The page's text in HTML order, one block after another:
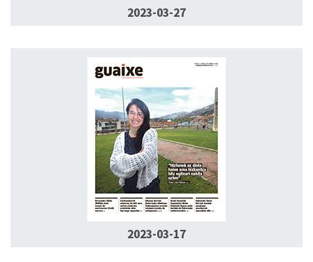
2023-03-27
2023-03-17